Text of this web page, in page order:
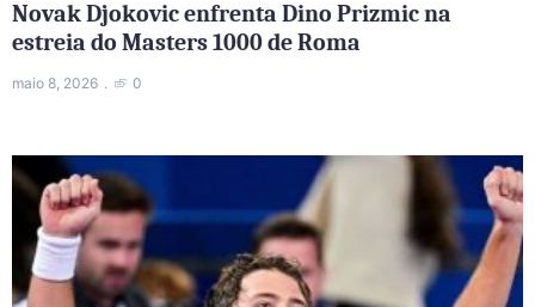
Novak Djokovic enfrenta Dino Prizmic na
estreia do Masters 1000 de Roma
maio 8, 2026 0